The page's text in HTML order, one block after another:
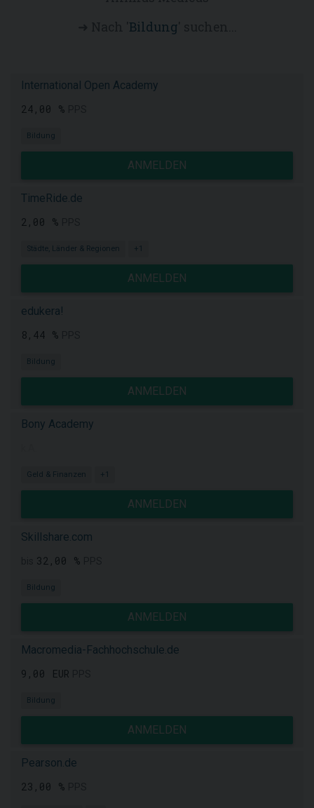
Bildung
International Open Academy
24,00 %
Bildung
ANMELDEN
TimeRide.de
2,00 %
Städte, Länder & Regionen +1
ANMELDEN
edukera!
8,44 %
Bildung
ANMELDEN
Bony Academy
Geld & Finanzen +1
ANMELDEN
Skillshare.com
32,00 %
Bildung
ANMELDEN
Macromedia-Fachhochschule.de
9,00 EUR
Bildung
ANMELDEN
Pearson.de
23,00 %